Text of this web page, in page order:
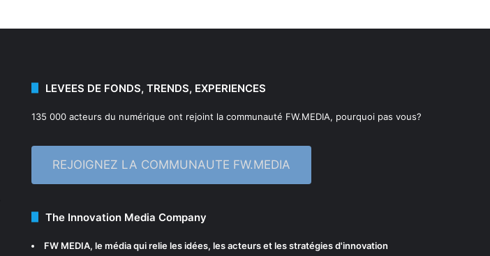
LEVEES DE FONDS, TRENDS, EXPERIENCES
135 000 acteurs du numérique ont rejoint la communauté FW.MEDIA, pourquoi pas vous?
REJOIGNEZ LA COMMUNAUTE FW.MEDIA
The Innovation Media Company
FW MEDIA, le média qui relie les idées, les acteurs et les stratégies d'innovation